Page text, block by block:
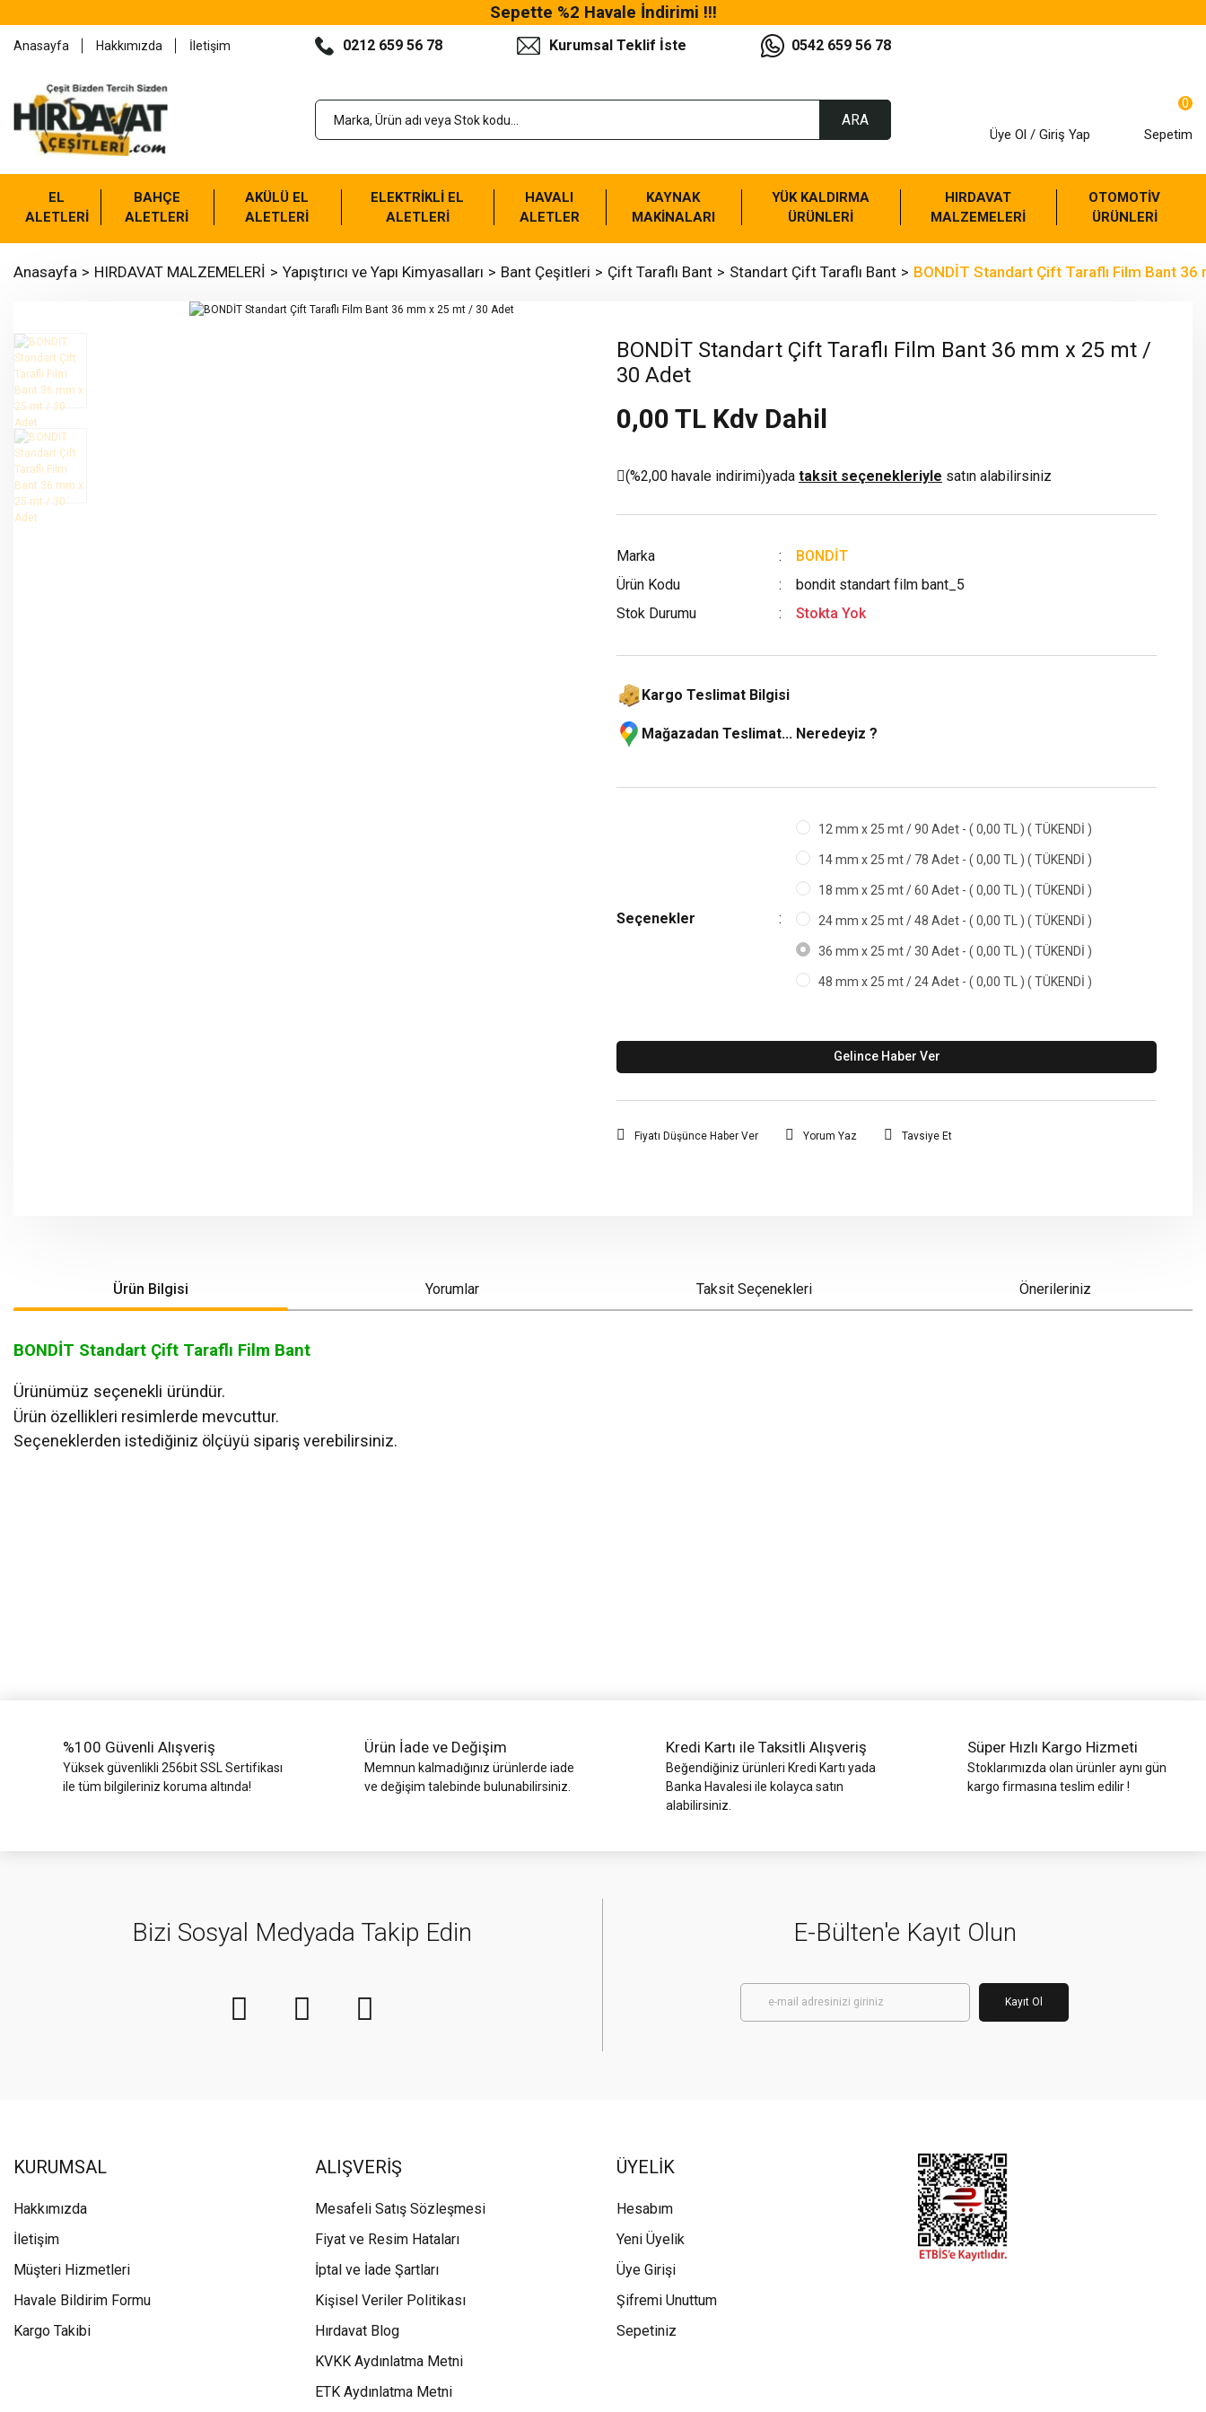
Sepette %2 Havale İndirimi !!!
Anasayfa Hakkımızda İletişim 0212 659 56 78 Kurumsal Teklif İste 0542 659 56 78
ARA
Üye Ol / Giriş Yap
0
Sepetim
EL
ALETLERİ
BAHÇE
ALETLERİ
AKÜLÜ EL
ALETLERİ
ELEKTRİKLİ EL
ALETLERİ
HAVALI
ALETLER
KAYNAK
MAKİNALARI
YÜK KALDIRMA
ÜRÜNLERİ
HIRDAVAT
MALZEMELERİ
OTOMOTİV
ÜRÜNLERİ
Anasayfa HIRDAVAT MALZEMELERİ Yapıştırıcı ve Yapı Kimyasalları Bant Çeşitleri Çift Taraflı Bant Standart Çift Taraflı Bant BONDİT Standart Çift Taraflı Film Bant
BONDİT Standart Çift Taraflı Film Bant 36 mm x 25 mt /
30 Adet
0,00 TL Kdv Dahil
(%2,00 havale indirimi)yada taksit seçenekleriyle satın alabilirsiniz
Marka
BONDİT
Ürün Kodu
bondit standart film bant_5
Stok Durumu
Stokta Yok
Kargo Teslimat Bilgisi
Mağazadan Teslimat... Neredeyiz ?
Seçenekler
12 mm x 25 mt / 90 Adet - ( 0,00 TL ) ( TÜKENDİ )
14 mm x 25 mt / 78 Adet - ( 0,00 TL ) ( TÜKENDİ )
18 mm x 25 mt / 60 Adet - ( 0,00 TL ) ( TÜKENDİ )
24 mm x 25 mt / 48 Adet - ( 0,00 TL ) ( TÜKENDİ )
36 mm x 25 mt / 30 Adet - ( 0,00 TL ) ( TÜKENDİ )
48 mm x 25 mt / 24 Adet - ( 0,00 TL ) ( TÜKENDİ )
Gelince Haber Ver
Fiyatı Düşünce Haber Ver Yorum Yaz Tavsiye Et
Ürün Bilgisi Yorumlar Taksit Seçenekleri Önerileriniz
BONDİT Standart Çift Taraflı Film Bant
Ürünümüz seçenekli üründür.
Ürün özellikleri resimlerde mevcuttur.
Seçeneklerden istediğiniz ölçüyü sipariş verebilirsiniz.
%100 Güvenli Alışveriş
Yüksek güvenlikli 256bit SSL Sertifikası
ile tüm bilgileriniz koruma altında!
Ürün İade ve Değişim
Memnun kalmadığınız ürünlerde iade
ve değişim talebinde bulunabilirsiniz.
Kredi Kartı ile Taksitli Alışveriş
Beğendiğiniz ürünleri Kredi Kartı yada
Banka Havalesi ile kolayca satın
alabilirsiniz.
Süper Hızlı Kargo Hizmeti
Stoklarımızda olan ürünler aynı gün
kargo firmasına teslim edilir !
Bizi Sosyal Medyada Takip Edin E-Bülten'e Kayıt Olun
Kayıt Ol
KURUMSAL
Hakkımızda
İletişim
Müşteri Hizmetleri
Havale Bildirim Formu
Kargo Takibi
ALIŞVERİŞ
Mesafeli Satış Sözleşmesi
Fiyat ve Resim Hataları
İptal ve İade Şartları
Kişisel Veriler Politikası
Hırdavat Blog
KVKK Aydınlatma Metni
ETK Aydınlatma Metni
ÜYELİK
Hesabım
Yeni Üyelik
Üye Girişi
Şifremi Unuttum
Sepetiniz